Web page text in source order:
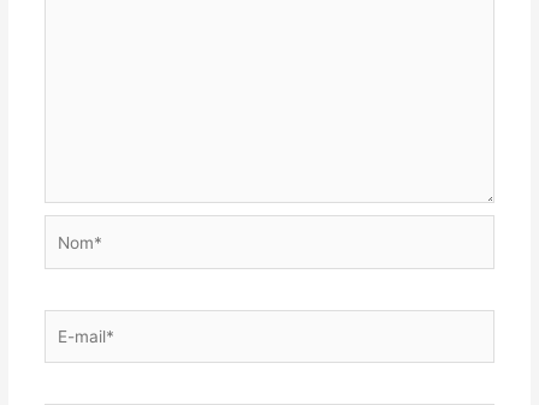
mail*